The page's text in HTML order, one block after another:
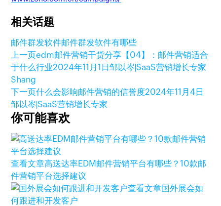
相关话题
邮件群发软件邮件群发软件有哪些
上一页edm邮件营销干货分享【04】：邮件营销适合
于什么行业2024年11月1日邹以岑|SaaS营销增长专家
Shang
下一页什么会影响邮件营销的信誉度2024年11月4日
邹以岑|SaaS营销增长专家
你可能喜欢
查看文章高送达率EDM邮件营销平台有哪些？10款邮
件营销平台选择建议
查看文章国外展会如
何跟进和开发客户